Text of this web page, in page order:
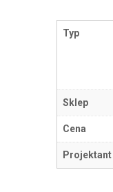
Typ
Sklep
Cena
Projektant